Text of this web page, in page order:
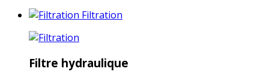
Filtration
Filtre hydraulique